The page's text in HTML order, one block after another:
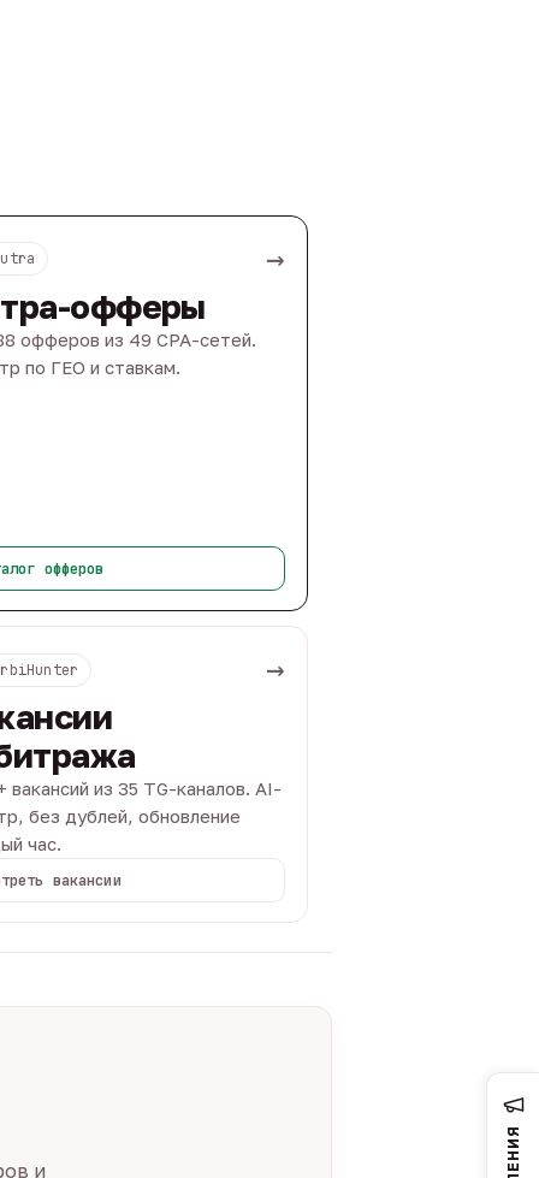
→
офферы
офферов из 49 CPA-сетей.
по ГЕО и ставкам.
офферов
→
вакансий из 35 TG-каналов. AI-
без дублей, обновление
час.
вакансии
и